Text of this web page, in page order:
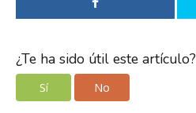
¿Te ha sido útil este artículo?
Sí No